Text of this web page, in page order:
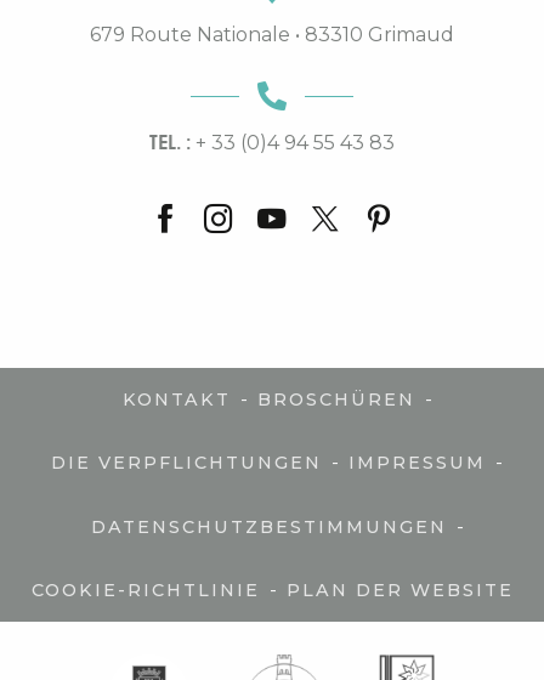
679 Route Nationale • 83310 Grimaud
TEL. : + 33 (0)4 94 55 43 83
KONTAKT - BROSCHÜREN -
DIE VERPFLICHTUNGEN - IMPRESSUM -
DATENSCHUTZBESTIMMUNGEN -
COOKIE-RICHTLINIE - PLAN DER WEBSITE